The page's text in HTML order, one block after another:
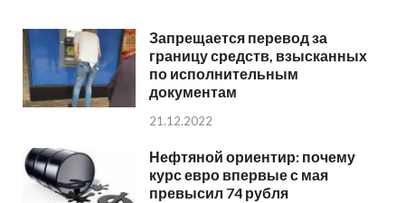
Запрещается перевод за
границу средств, взысканных
по исполнительным
документам
21.12.2022
Нефтяной ориентир: почему
курс евро впервые с мая
превысил 74 рубля